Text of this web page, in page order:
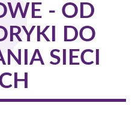
- OD
DO
SIECI